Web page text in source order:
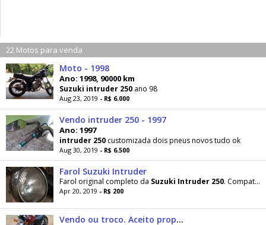
22 Motos para venda
Moto - 1998
Ano: 1998, 90000 km
Suzuki intruder 250 ano 98
Aug 23, 2019 - R$ 6.000
Vendo intruder 250 - 1997
Ano: 1997
intruder 250 customizada dois pneus novos tudo ok
Aug 30, 2019 - R$ 6.500
Farol Suzuki Intruder
Farol original completo da Suzuki Intruder 250. Compatível com todos os anos. Aro, bojo, vidro
Apr 20, 2019 - R$ 200
Vendo ou troco. Aceito propostas - 1999